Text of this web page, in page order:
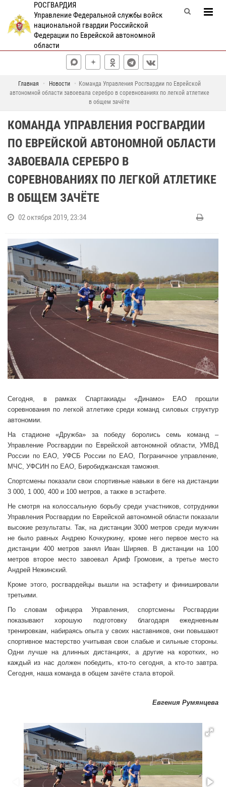
РОСГВАРДИЯ
Управление Федеральной службы войск
национальной гвардии Российской
Федерации по Еврейской автономной
области
Главная Новости
Команда Управления Росгвардии по Еврейской
автономной области завоевала серебро в соревнованиях по легкой атлетике
в общем зачёте
КОМАНДА УПРАВЛЕНИЯ РОСГВАРДИИ
ПО ЕВРЕЙСКОЙ АВТОНОМНОЙ ОБЛАСТИ
ЗАВОЕВАЛА СЕРЕБРО В
СОРЕВНОВАНИЯХ ПО ЛЕГКОЙ АТЛЕТИКЕ
В ОБЩЕМ ЗАЧЁТЕ
02 октября 2019, 23:34
Сегодня, в рамках Спартакиады «Динамо» ЕАО прошли
соревнования по легкой атлетике среди команд силовых структур
автономии.
На стадионе «Дружба» за победу боролись семь команд –
Управление Росгвардии по Еврейской автономной области, УМВД
России по ЕАО, УФСБ России по ЕАО, Пограничное управление,
МЧС, УФСИН по ЕАО, Биробиджанская таможня.
Спортсмены показали свои спортивные навыки в беге на дистанции
3 000, 1 000, 400 и 100 метров, а также в эстафете.
Не смотря на колоссальную борьбу среди участников, сотрудники
Управления Росгвардии по Еврейской автономной области показали
высокие результаты. Так, на дистанции 3000 метров среди мужчин
не было равных Андрею Кочкуркину, кроме него первое место на
дистанции 400 метров занял Иван Ширяев. В дистанции на 100
метров второе место завоевал Ариф Громовик, а третье место
Андрей Нежинский.
Кроме этого, росгвардейцы вышли на эстафету и финишировали
третьими.
По словам офицера Управления, спортсмены Росгвардии
показывают хорошую подготовку благодаря ежедневным
тренировкам, набираясь опыта у своих наставников, они повышают
спортивное мастерство учитывая свои слабые и сильные стороны.
Одни лучше на длинных дистанциях, а другие на коротких, но
каждый из нас должен победить, кто-то сегодня, а кто-то завтра.
Сегодня, наша команда в общем зачёте стала второй.
Евгения Румянцева